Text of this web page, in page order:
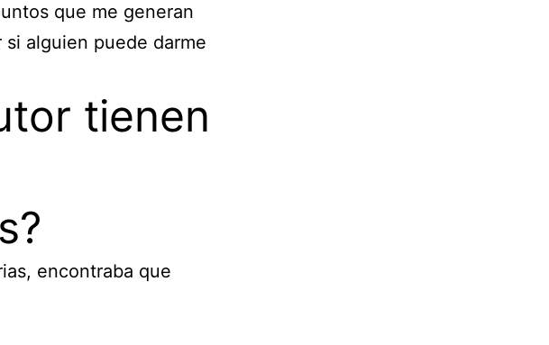
que me generan
alguien puede darme
tienen
encontraba que